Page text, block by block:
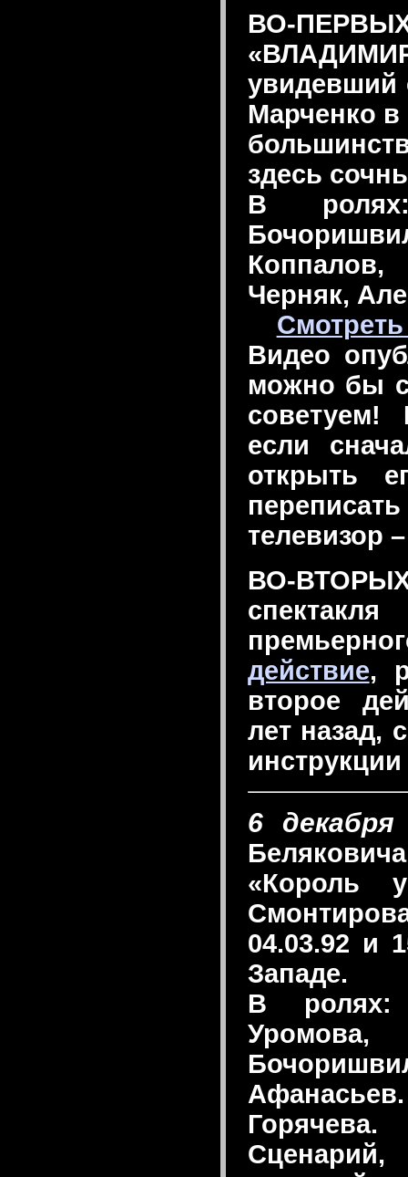
ВО-
увидевший
Марченко в
здесь
В
Черняк,
Видео
можно бы
советуем!
если
открыть
телевизор
ВО-
действие,
второе
лет назад,
6 декабря
«Король
04.03.92 и
Западе.
В ролях:
Горячева.